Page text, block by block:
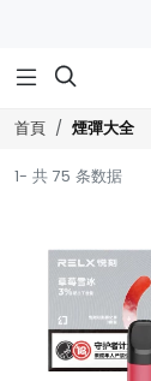

首頁 煙彈大全
1- 共 75 条数据